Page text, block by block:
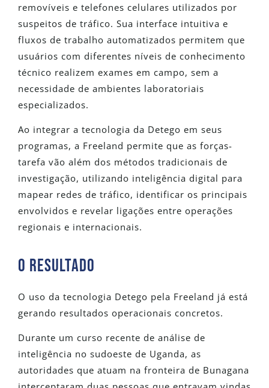
removíveis e telefones celulares utilizados por
suspeitos de tráfico. Sua interface intuitiva e
fluxos de trabalho automatizados permitem que
usuários com diferentes níveis de conhecimento
técnico realizem exames em campo, sem a
necessidade de ambientes laboratoriais
especializados.
Ao integrar a tecnologia da Detego em seus
programas, a Freeland permite que as forças-
tarefa vão além dos métodos tradicionais de
investigação, utilizando inteligência digital para
mapear redes de tráfico, identificar os principais
envolvidos e revelar ligações entre operações
regionais e internacionais.
O RESULTADO
O uso da tecnologia Detego pela Freeland já está
gerando resultados operacionais concretos.
Durante um curso recente de análise de
inteligência no sudoeste de Uganda, as
autoridades que atuam na fronteira de Bunagana